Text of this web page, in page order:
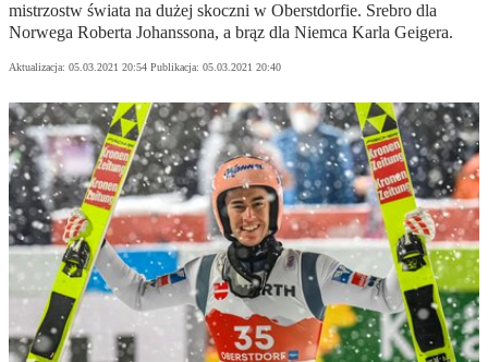
mistrzostw świata na dużej skoczni w Oberstdorfie. Srebro dla
Norwega Roberta Johanssona, a brąz dla Niemca Karla Geigera.
Aktualizacja: 05.03.2021 20:54 Publikacja: 05.03.2021 20:40